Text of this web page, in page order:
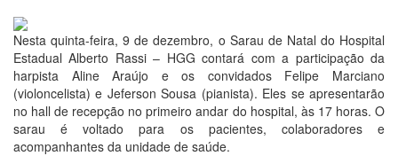
Nesta quinta-feira, 9 de dezembro, o Sarau de Natal do Hospital
Estadual Alberto Rassi – HGG contará com a participação da
harpista Aline Araújo e os convidados Felipe Marciano
(violoncelista) e Jeferson Sousa (pianista). Eles se apresentarão
no hall de recepção no primeiro andar do hospital, às 17 horas. O
sarau é voltado para os pacientes, colaboradores e
acompanhantes da unidade de saúde.